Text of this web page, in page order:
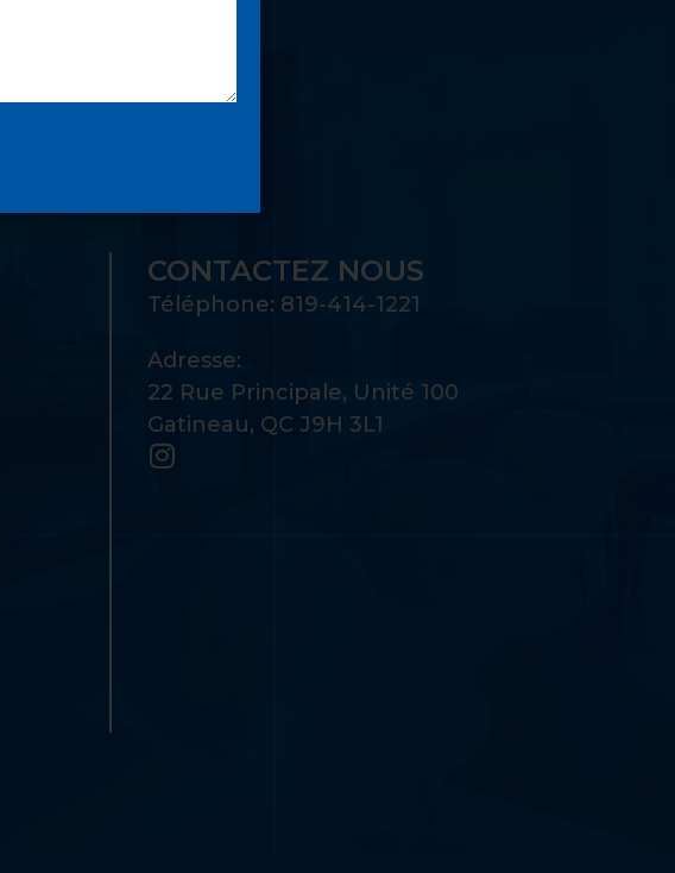
CONTACTEZ NOUS
Téléphone: 819-414-1221
Adresse:
22 Rue Principale, Unité 100
Gatineau, QC J9H 3L1